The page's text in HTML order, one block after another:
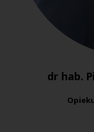
dr hab.